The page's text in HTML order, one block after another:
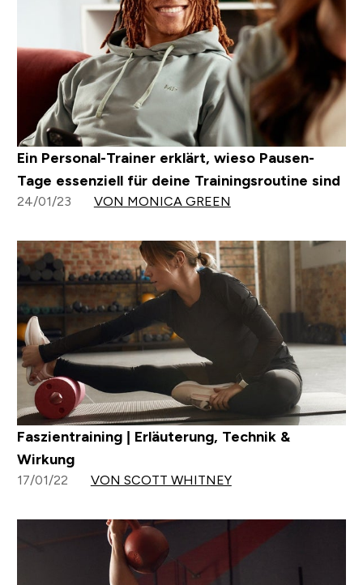
Ein Personal-Trainer erklärt, wieso Pausen-
Tage essenziell für deine Trainingsroutine sind
24/01/23 VON MONICA GREEN
Faszientraining | Erläuterung, Technik &
Wirkung
17/01/22 VON SCOTT WHITNEY